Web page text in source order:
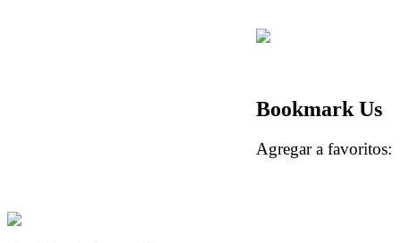
Bookmark Us
Agregar a